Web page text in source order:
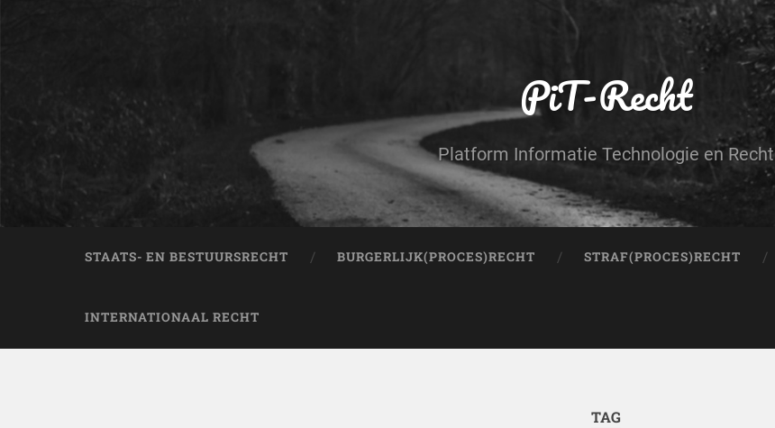
PiT-Recht
Platform Informatie Technologie en Recht
STAATS- EN BESTUURSRECHT BURGERLIJK(PROCES)RECHT STRAF(PROCES)RECHT
INTERNATIONAAL RECHT
TAG